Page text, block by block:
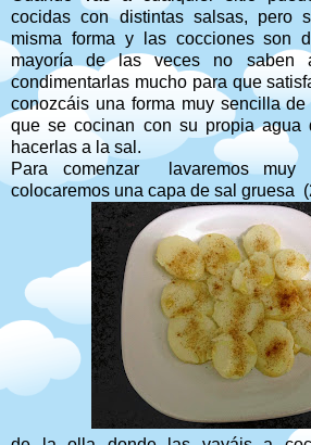
cocidas con distintas salsas, pero
misma forma y las cocciones son
mayoría de las veces no saben
condimentarlas mucho para que
conozcáis una forma muy sencilla
que se cocinan con su propia agua
hacerlas a la sal.
Para comenzar lavaremos
colocaremos una capa de sal gruesa